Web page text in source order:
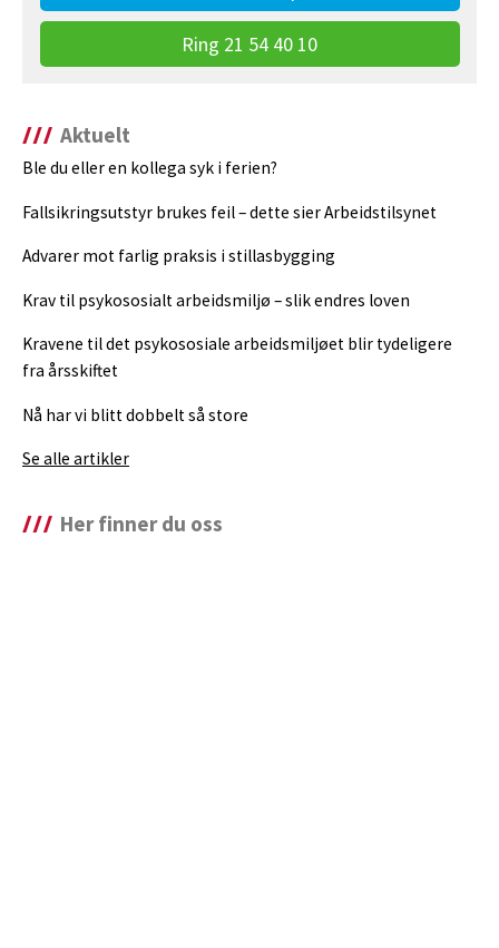
Ring 21 54 40 10
Aktuelt
Ble du eller en kollega syk i ferien?
Fallsikringsutstyr brukes feil – dette sier Arbeidstilsynet
Advarer mot farlig praksis i stillasbygging
Krav til psykososialt arbeidsmiljø – slik endres loven
Kravene til det psykososiale arbeidsmiljøet blir tydeligere
fra årsskiftet
Nå har vi blitt dobbelt så store
Se alle artikler
Her finner du oss